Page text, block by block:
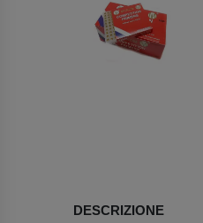
DESCRIZIONE